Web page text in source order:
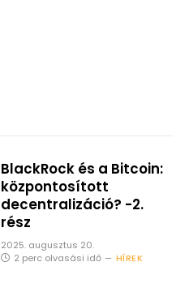
BlackRock és a Bitcoin:
központosított
decentralizáció? -2.
rész
2025. augusztus 20.
2 perc olvasási idő
HÍREK